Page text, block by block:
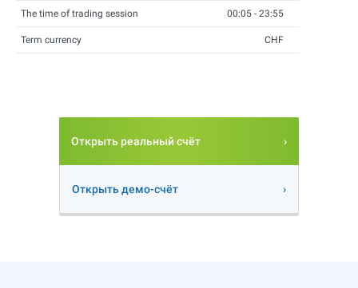
The time of trading session 00:05 - 23:55
Term currency CHF
Открыть реальный счёт
Открыть демо-счёт